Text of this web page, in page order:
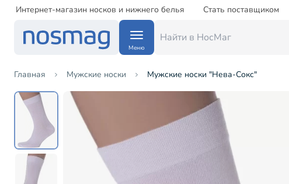
Интернет-магазин носков и нижнего белья Стать поставщиком
Меню
Главная Мужские носки Мужские носки "Нева-Сокс"